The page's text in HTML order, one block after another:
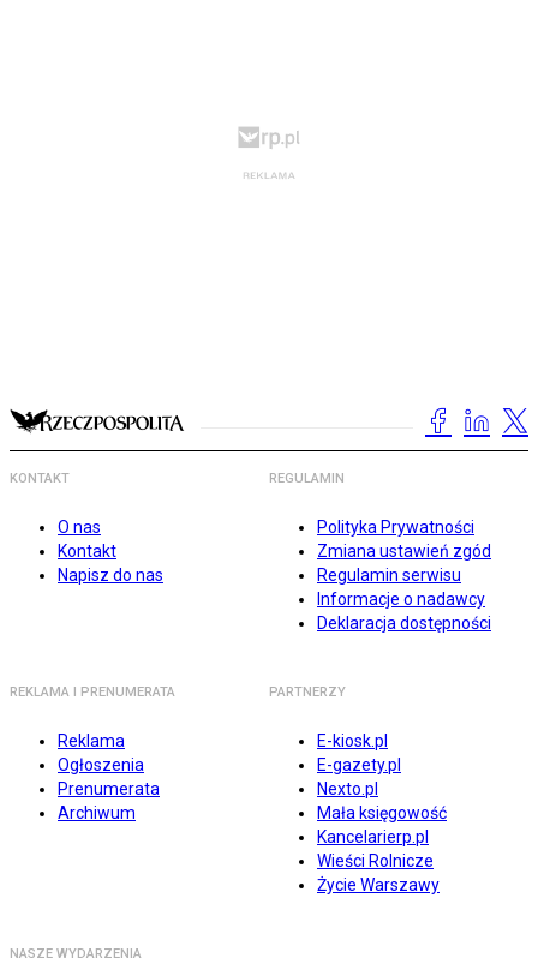
KONTAKT
O nas
Kontakt
Napisz do nas
REGULAMIN
Polityka Prywatności
Zmiana ustawień zgód
Regulamin serwisu
Informacje o nadawcy
Deklaracja dostępności
REKLAMA I PRENUMERATA
Reklama
Ogłoszenia
Prenumerata
Archiwum
PARTNERZY
E-kiosk.pl
E-gazety.pl
Nexto.pl
Mała księgowość
Kancelarierp.pl
Wieści Rolnicze
Życie Warszawy
NASZE WYDARZENIA